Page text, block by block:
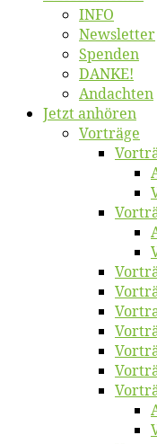
INFO
News­let­ter
Spen­den
DANKE!
An­dach­ten
Jetzt an­hö­ren
Vor­trä­ge